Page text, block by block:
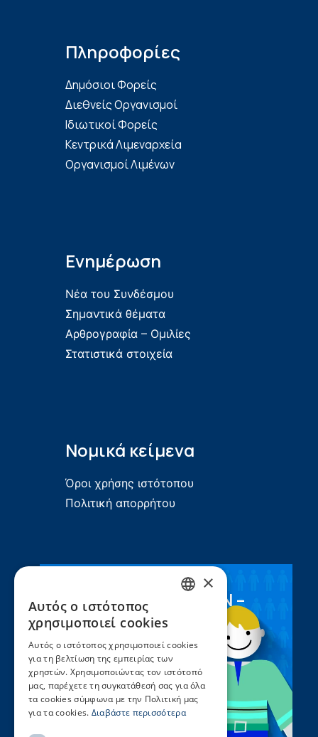
Πληροφορίες
Δημόσιοι Φορείς
Διεθνείς Οργανισμοί
Ιδιωτικοί Φορείς
Κεντρικά Λιμεναρχεία
Οργανισμοί Λιμένων
Ενημέρωση
Νέα του Συνδέσμου
Σημαντικά θέματα
Αρθρογραφία – Ομιλίες
Στατιστικά στοιχεία
Νομικά κείμενα
Όροι χρήσης ιστότοπου
Πολιτική απορρήτου
Συνεργασία ΣEEN –
UNICEF
×
Αυτός ο ιστότοπος
χρησιμοποιεί cookies
Αυτός ο ιστότοπος χρησιμοποιεί cookies
για τη βελτίωση της εμπειρίας των
χρηστών. Χρησιμοποιώντας τον ιστότοπό
μας, παρέχετε τη συγκατάθεσή σας για όλα
τα cookies σύμφωνα με την Πολιτική μας
για τα cookies. Διαβάστε περισσότερα